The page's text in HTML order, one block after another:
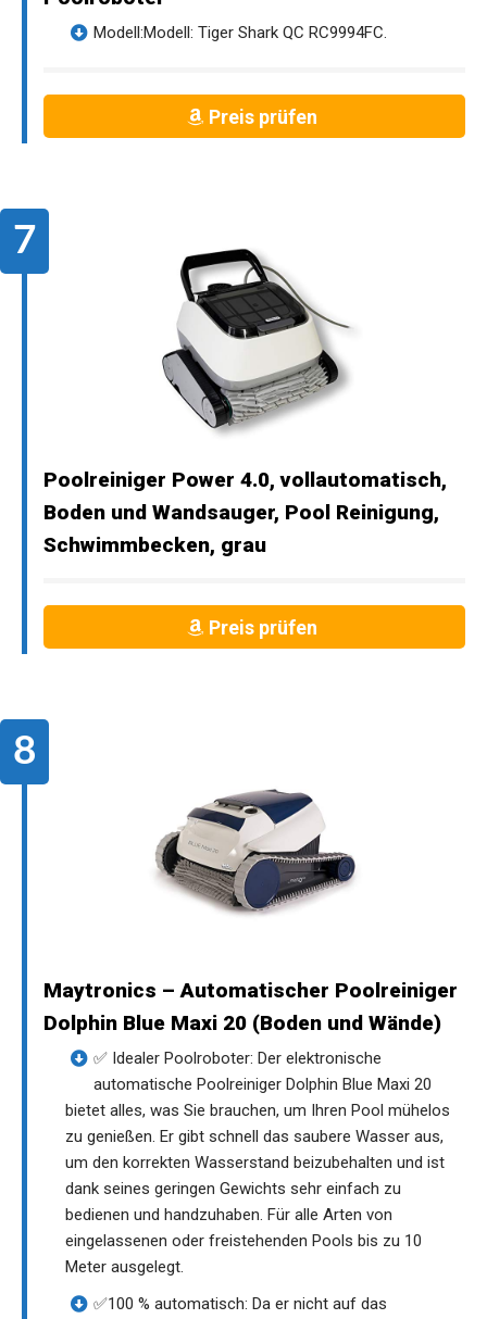
Modell:Modell: Tiger Shark QC RC9994FC.
Preis prüfen
Poolreiniger Power 4.0, vollautomatisch,
Boden und Wandsauger, Pool Reinigung,
Schwimmbecken, grau
Preis prüfen
Maytronics – Automatischer Poolreiniger
Dolphin Blue Maxi 20 (Boden und Wände)
✅ Idealer Poolroboter: Der elektronische
automatische Poolreiniger Dolphin Blue Maxi 20
bietet alles, was Sie brauchen, um Ihren Pool mühelos
zu genießen. Er gibt schnell das saubere Wasser aus,
um den korrekten Wasserstand beizubehalten und ist
dank seines geringen Gewichts sehr einfach zu
bedienen und handzuhaben. Für alle Arten von
eingelassenen oder freistehenden Pools bis zu 10
Meter ausgelegt.
✅100 % automatisch: Da er nicht auf das